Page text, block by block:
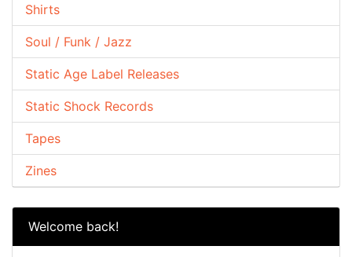
Shirts
Soul / Funk / Jazz
Static Age Label Releases
Static Shock Records
Tapes
Zines
Welcome back!